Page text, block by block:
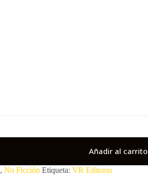
Añadir al carrito
, No Ficción Etiqueta: VR Editoras